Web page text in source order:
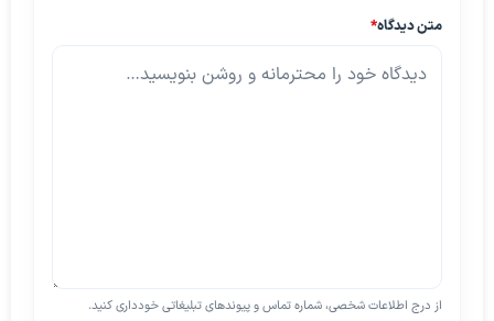
متن دیدگاه*
از درج اطلاعات شخصی، شماره تماس و پیوندهای تبلیغاتی خودداری کنید.